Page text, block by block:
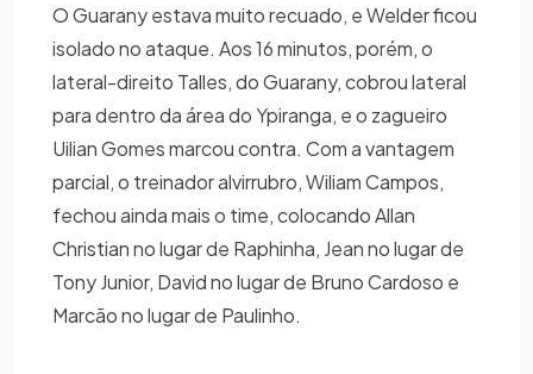
O Guarany estava muito recuado, e Welder ficou
isolado no ataque. Aos 16 minutos, porém, o
lateral-direito Talles, do Guarany, cobrou lateral
para dentro da área do Ypiranga, e o zagueiro
Uilian Gomes marcou contra. Com a vantagem
parcial, o treinador alvirrubro, Wiliam Campos,
fechou ainda mais o time, colocando Allan
Christian no lugar de Raphinha, Jean no lugar de
Tony Junior, David no lugar de Bruno Cardoso e
Marcão no lugar de Paulinho.